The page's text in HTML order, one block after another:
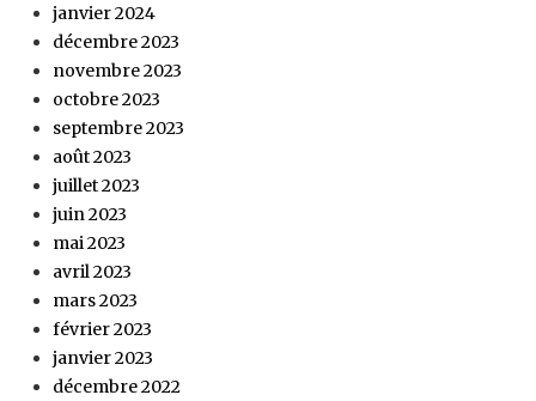
janvier 2024
décembre 2023
novembre 2023
octobre 2023
septembre 2023
août 2023
juillet 2023
juin 2023
mai 2023
avril 2023
mars 2023
février 2023
janvier 2023
décembre 2022